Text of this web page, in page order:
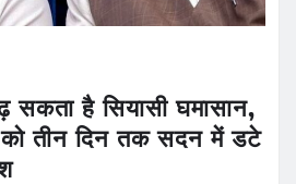
है सियासी घमासान,
तीन दिन तक सदन में डटे